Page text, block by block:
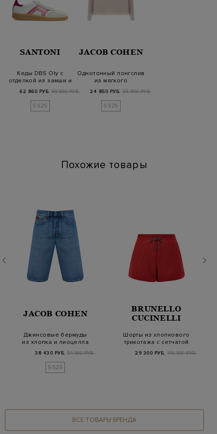
SANTONI
Кеды DBS Oly с
отделкой из замши и
патинированными
дет…
62 860 РУБ. 89 800 РУБ.
SS25
JACOB COHEN
Однотонный лонгслив
из мягкого
хлопкового джерси
24 850 РУБ. 35 500 РУБ.
SS25
Похожие товары
JACOB COHEN
Джинсовые бермуды
из хлопка и лиоцелла
38 430 РУБ. 54 900 РУБ.
SS25
BRUNELLO
CUCINELLI
Шорты из хлопкового
трикотажа с сетчатой
29 300 РУБ. 146 500 РУБ.
ВСЕ ТОВАРЫ БРЕНДА